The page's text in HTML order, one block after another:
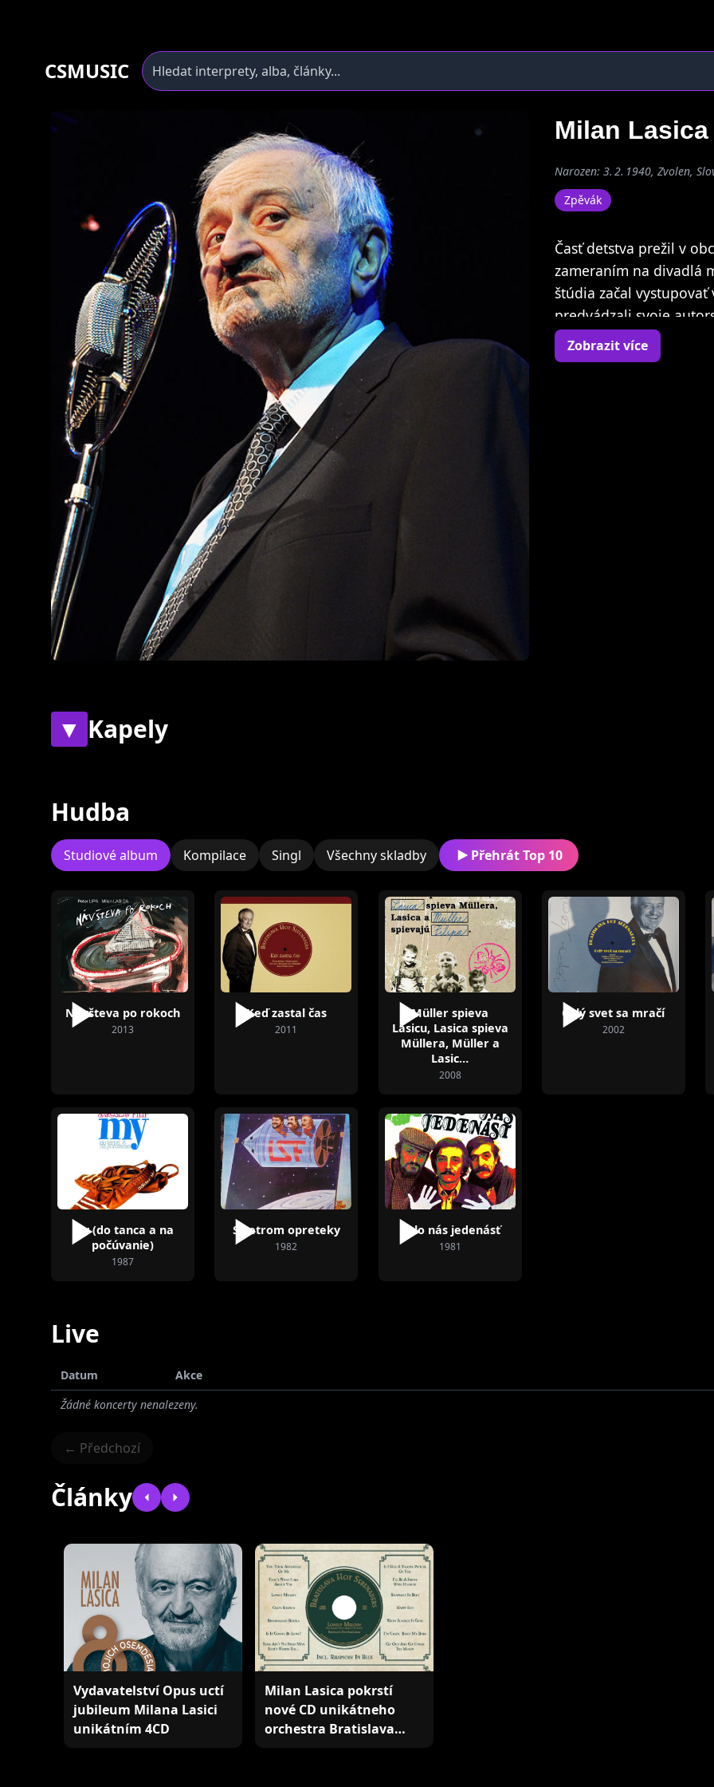
CSMUSIC
Milan Lasica
Narozen: 3. 2. 1940, Zvolen,
Zpěvák
Časť detstva prežil v
zameraním na divadlá
štúdia začal vystupovať
predvádzali svoje
dramaturg
členom Divadla na
Zobrazit více
▼ Kapely
Bratislava Hot
Serenaders
Hudba
Studiové album Kompilace Singl Všechny skladby Přehrát Top 10
Návšteva po rokoch
2013
Keď zastal čas
2011
Müller spieva
Lasicu, Lasica spieva
Müllera, Müller a
Lasic…
2008
Celý svet sa mračí
2002
My (do tanca a na
počúvanie)
1987
S vetrom opreteky
1982
Bolo nás jedenásť
1981
Live
Datum
Akce
Žádné koncerty nenalezeny.
← Předchozí
Články
Vydavatelství Opus uctí
jubileum Milana Lasici
unikátním 4CD
Milan Lasica pokrstí
nové CD unikátneho
orchestra Bratislava…